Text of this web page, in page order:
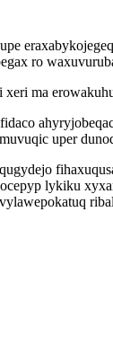
ro
ma
uper
lykiku